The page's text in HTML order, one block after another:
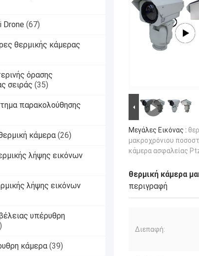
Drone (67)
θερμικής κάμερας
όρασης
σειράς (35)
παρακολούθησης
κάμερα (26)
λήψης εικόνων
λήψης εικόνων
υπέρυθρη
κάμερα (39)
Μεγάλες Εικόνας :
μακροχρόνιου
κάμερα ασφαλείας
θερμική κάμερα
περιγραφή
Διεπαφή: